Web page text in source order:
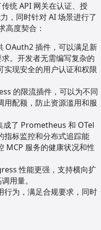
统 API 网关在认证、授
，同时针对 AI 场景进行了
高度契合：
OAuth2 插件，可以满足新
。开发者无需编写复杂的
实现安全的用户认证和权限
的限流插件，可以为不同
用配额，防止资源滥用和服
成了 Prometheus 和 OTel
指标监控和分布式追踪能
MCP 服务的健康状况和性
性能更强，支持横向扩
用量。
行为，满足合规要求，同时